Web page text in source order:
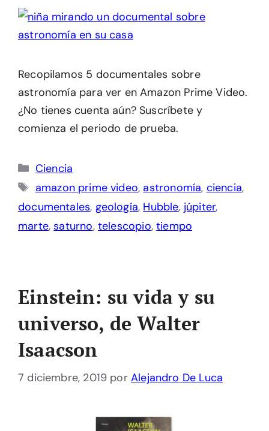
Recopilamos 5 documentales sobre
astronomía para ver en Amazon Prime Video.
¿No tienes cuenta aún? Suscríbete y
comienza el periodo de prueba.
Categorías
Ciencia
Etiquetas
amazon prime video, astronomía, ciencia,
documentales, geología, Hubble, júpiter,
marte,saturno, telescopio,tiempo
Einstein: su vida y su
universo, de Walter
Isaacson
7 diciembre, 2019 por Alejandro De Luca